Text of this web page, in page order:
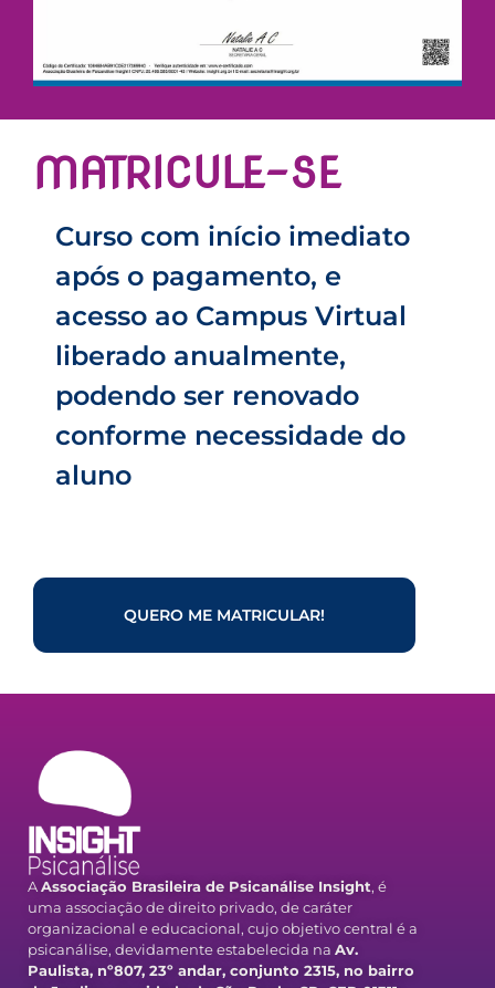
MATRICULE-SE
Curso com início imediato
após o pagamento, e
acesso ao Campus Virtual
liberado anualmente,
podendo ser renovado
conforme necessidade do
aluno
QUERO ME MATRICULAR!
AAssociação Brasileira de Psicanálise Insight, é
uma associação de direito privado, de caráter
organizacional e educacional, cujo objetivo central é a
psicanálise, devidamente estabelecida na Av.
Paulista, nº807, 23º andar, conjunto 2315, no bairro